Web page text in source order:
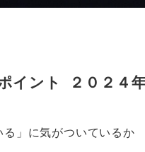
イント ２０２４
る」に気がついているか